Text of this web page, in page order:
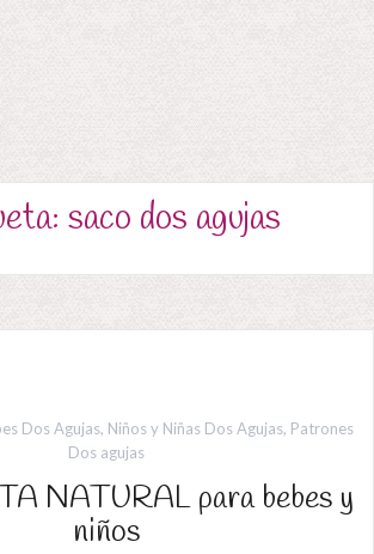
saco dos agujas
Dos Agujas, Niños y Niñas Dos Agujas, Patrones
Dos agujas
NATURAL para bebes y
niños